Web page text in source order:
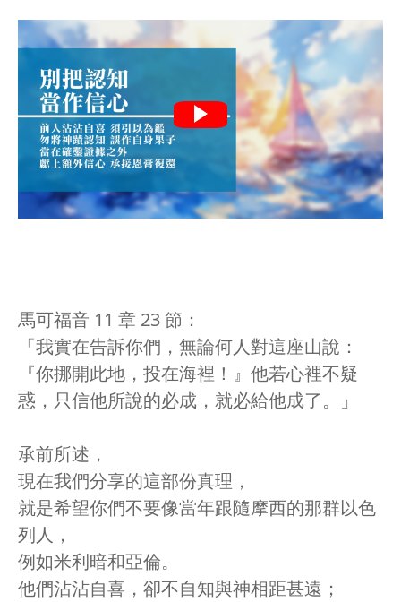
馬可福音 11 章 23 節：
「我實在告訴你們，無論何人對這座山說：
『你挪開此地，投在海裡！』他若心裡不疑
惑，只信他所說的必成，就必給他成了。」
承前所述，
現在我們分享的這部份真理，
就是希望你們不要像當年跟隨摩西的那群以色
列人，
例如米利暗和亞倫。
他們沾沾自喜，卻不自知與神相距甚遠；